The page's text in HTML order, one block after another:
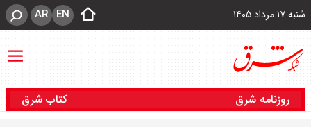
شنبه ۱۷ مرداد ۱۴۰۵ EN
AR
روزنامه شرق کتاب شرق